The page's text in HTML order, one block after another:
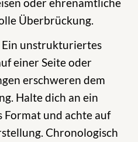
Überbrückung.
Ein unstrukturiertes
einer Seite oder
erschweren dem
Halte dich an ein
Format und achte auf
Chronologisch